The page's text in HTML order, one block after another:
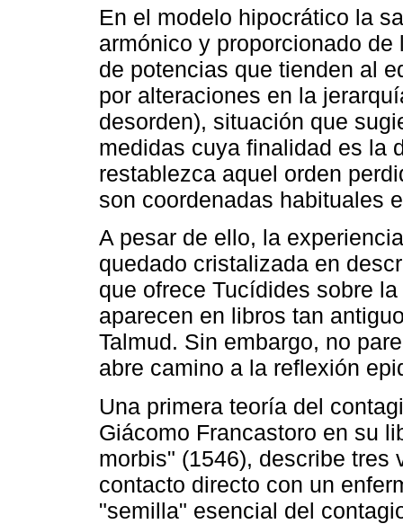
En el modelo hipocrático la
armónico y proporcionado
de potencias que tienden al
por alteraciones en la
desorden), situación que
medidas cuya finalidad es la
restablezca aquel orden
son coordenadas habituales
A pesar de ello, la
quedado cristalizada en
que ofrece Tucídides sobre
aparecen en libros tan
Talmud. Sin embargo, no
abre camino a la reflexión
Una primera teoría del
Giácomo Francastoro en su
morbis" (1546), describe
contacto directo con un
"semilla" esencial del